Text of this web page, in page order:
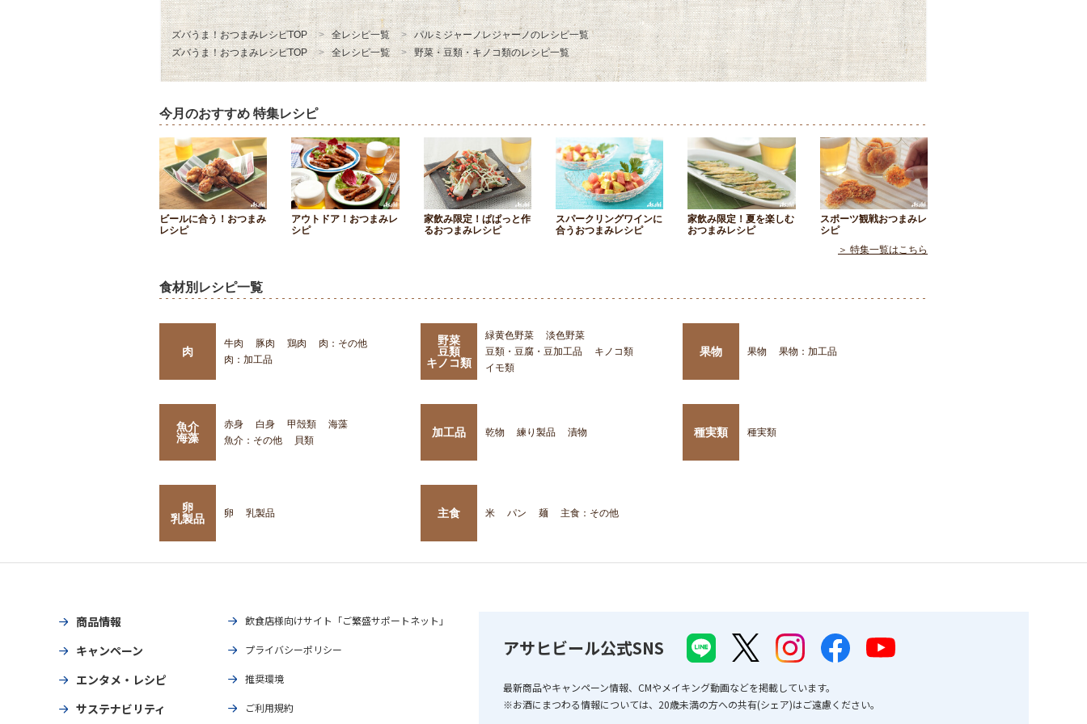
ズバうま！おつまみレシピTOP 全レシピ一覧
パルミジャーノレジャーノのレシピ一覧
ズバうま！おつまみレシピTOP
全レシピ一覧 野菜・豆類・キノコ類のレシピ一覧
今月のおすすめ 特集レシピ
ビールに合う！おつまみ
レシピ
アウトドア！おつまみレ
シピ
家飲み限定！ぱぱっと作
るおつまみレシピ
スパークリングワインに
合うおつまみレシピ
家飲み限定！夏を楽しむ
おつまみレシピ
スポーツ観戦おつまみレ
シピ
＞ 特集一覧はこちら
食材別レシピ一覧
肉
牛肉 豚肉 鶏肉
肉：その他
肉：加工品
野菜
豆類
キノコ類
緑黄色野菜
淡色野菜
豆類・豆腐・豆加工品
キノコ類
イモ類
果物 果物 果物：加工品
魚介
海藻
赤身 白身 甲殻類
海藻
魚介：その他
貝類
加工品 乾物 練り製品 漬物 種実類 種実類
卵
乳製品
卵 乳製品 主食 米 パン 麺 主食：その他
商品情報
キャンペーン
エンタメ・レシピ
サステナビリティ
飲食店様向けサイト「ご繁盛サポートネット」
プライバシーポリシー
推奨環境
ご利用規約
アサヒビール公式SNS
最新商品やキャンペーン情報、CMやメイキング動画などを掲載しています。
※お酒にまつわる情報については、20歳未満の方への共有(シェア)はご遠慮ください。